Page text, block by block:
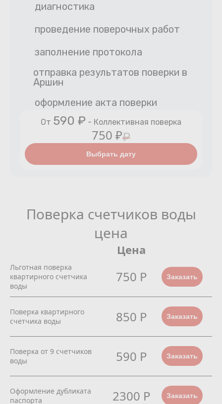
диагностика
проведение поверочных работ
заполнение протокола
отправка результатов поверки в
Аршин
оформление акта поверки
От 590 ₽ - Коллективная поверка
750 ₽₽
Выбрать дату
Поверка счетчиков воды
цена
Цена
Льготная поверка
квартирного счетчика
воды
750 Р Заказать
Поверка квартирного
счетчика воды
850 Р Заказать
Поверка от 9 счетчиков
воды
590 Р Заказать
Оформление дубликата
паспорта
2300 Р Заказать